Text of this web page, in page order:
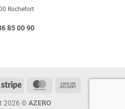
Rochefort
85 00 90
Stripe MasterCard
2026 ©AZERO